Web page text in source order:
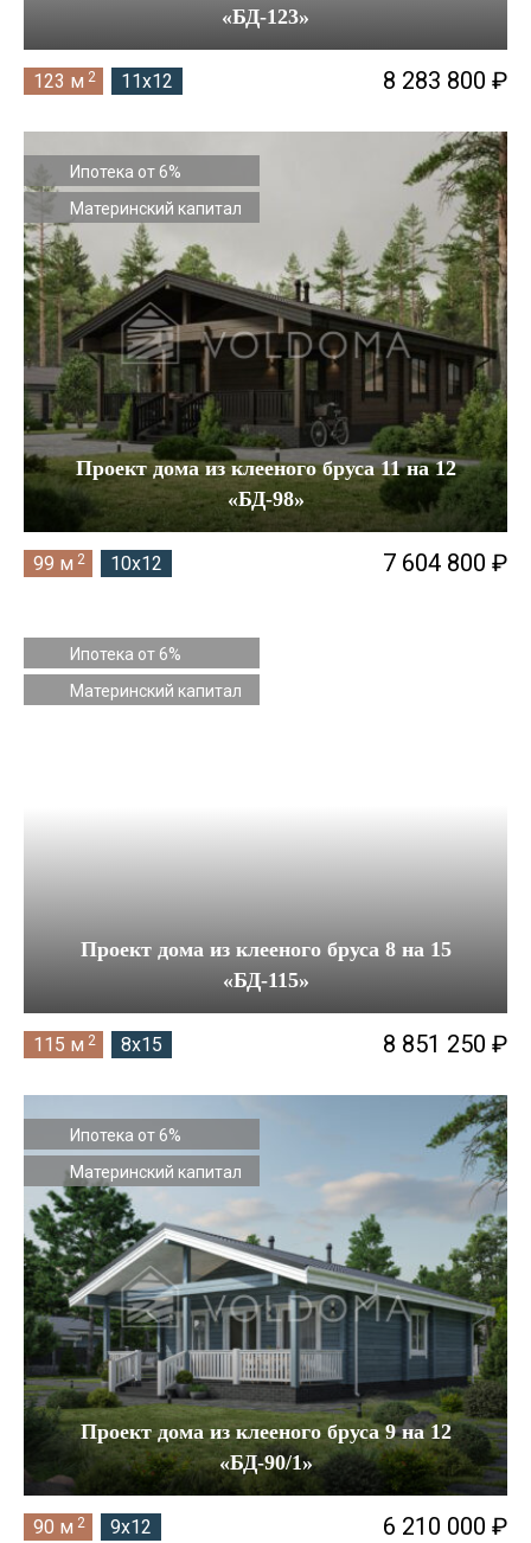
«БД-123»
123 м 2 11x12 8 283 800 ₽
Ипотека от 6%
Материнский капитал
Проект дома из клееного бруса 11 на 12
«БД-98»
99 м 2 10x12 7 604 800 ₽
Ипотека от 6%
Материнский капитал
Проект дома из клееного бруса 8 на 15
«БД-115»
115 м 2 8x15 8 851 250 ₽
Ипотека от 6%
Материнский капитал
Проект дома из клееного бруса 9 на 12
«БД-90/1»
90 м 2 9x12 6 210 000 ₽